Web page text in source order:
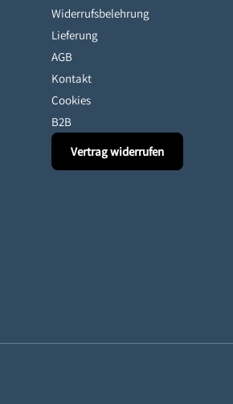
Widerrufsbelehrung
Lieferung
AGB
Kontakt
Cookies
B2B
Vertrag widerrufen